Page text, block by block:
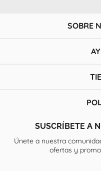
SOBRE
SUSCRÍBETE A
Únete a nuestra
ofertas y